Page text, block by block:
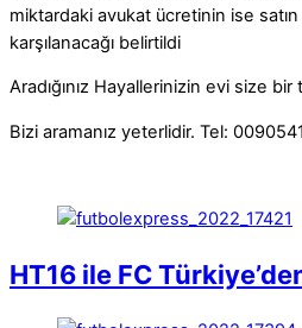
miktardaki avukat ücretinin ise
karşılanacağı belirtildi
Aradığınız Hayallerinizin evi size bir
Bizi aramanız yeterlidir. Tel:
HT16 ile FC